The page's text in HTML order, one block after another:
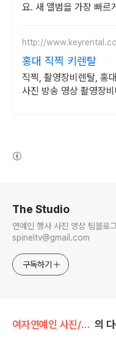
요. 새 앨범을 가장 빠르
http://
홍대 직찍 키렌탈
직찍, 촬영장비렌탈, 홍
사진 방송 영상 촬영장
The Studio
연예인 행사 사진 영상 팀블로그 문의
spineltv@gmail.com
구독하기
여자연예인 사진/AOA 의